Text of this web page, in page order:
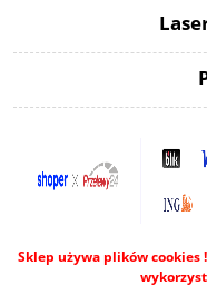
Sklep używa plików